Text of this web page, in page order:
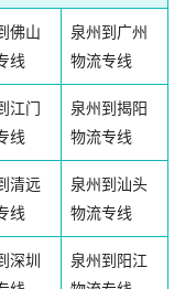
佛山
线
泉州到广州
物流专线
江门
线
泉州到揭阳
物流专线
清远
线
泉州到汕头
物流专线
深圳
泉州到阳江